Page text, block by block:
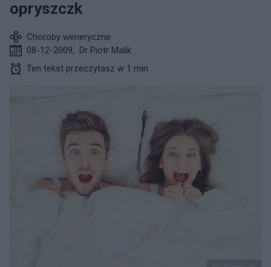
opryszczk
Choroby weneryczne
08-12-2009, Dr Piotr Malik
Ten tekst przeczytasz w 1 min.